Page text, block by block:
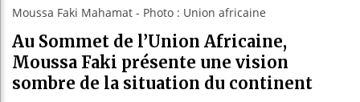
Moussa Faki Mahamat - Photo : Union africaine
Au Sommet de l’Union Africaine,
Moussa Faki présente une vision
sombre de la situation du continent